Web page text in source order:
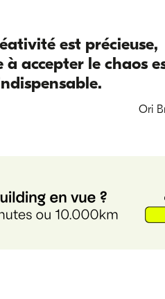
est précieuse,
accepter le chaos
Ori